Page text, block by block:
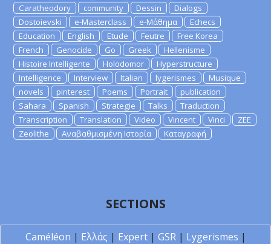
Caratheodory
community Dessin
Dialogs
Dostoievski
e-Masterclass e-Μάθημα
Echecs
Education
English Etude Feutre
Free Korea
French
Genocide Go Greek
Hellenisme
Histoire Intelligente
Holodomor
Hyperstructure
Intelligence
Interview Italian lygerismes
Musique
novels
pinterest Poems Portrait
publication
Sahara
Spanish Strategie Talks
Traduction
Transcription
Translation Video Vincent Vinci
ZEE
Zeolithe
Αναβαθμισμένη Ιστορία Καταγραφή
SECTIONS
Caméléon | Ελλάς | Expert| GSR| Lygerismes |